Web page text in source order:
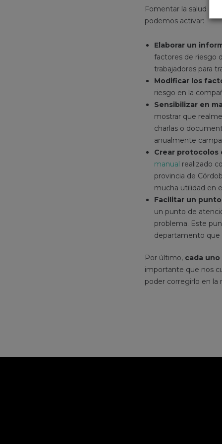
Fomentar la salud
podemos activar:
Elaborar un
factores de riesgo
trabajadores para
Modificar los
riesgo en la
Sensibilizar en
mostrar que
charlas o
anualmente
Crear protocolos
manual realizado
provincia de
mucha utilidad en
Facilitar un
un punto de
problema. Este
departamento que
Por último, cada
importante que nos
poder corregirlo en la